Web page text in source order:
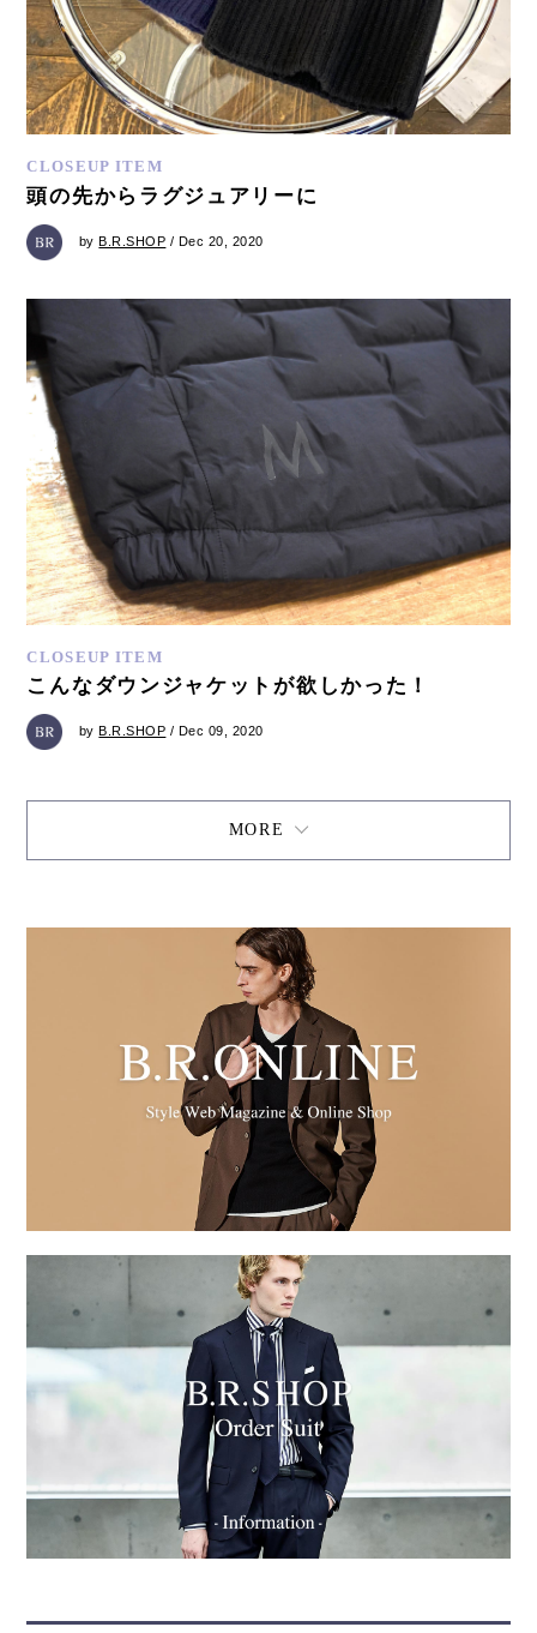
CLOSEUP ITEM
頭の先からラグジュアリーに
byB.R.SHOP / Dec 20, 2020
CLOSEUP ITEM
こんなダウンジャケットが欲しかった！
by B.R.SHOP / Dec 09, 2020
MORE